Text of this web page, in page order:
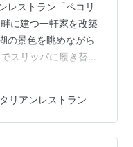
レストラン「ペコリ
に建つ一軒家を改築
の景色を眺めながら
スリッパに履き替え
観光名所「浮御堂」
寄ってもいいです
堂が撮れていたの
店内は、家の居間を
リアンレストラン